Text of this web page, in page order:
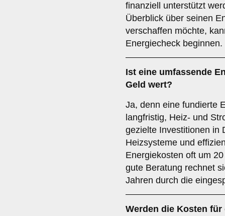
finanziell unterstützt
Überblick über seinen
verschaffen möchte,
Energiecheck beginnen.
Ist eine umfassende
Geld wert?
Ja, denn eine fundierte
langfristig, Heiz- und
gezielte Investitionen in
Heizsysteme und
Energiekosten oft um
gute Beratung rechnet
Jahren durch die
Werden die Kosten